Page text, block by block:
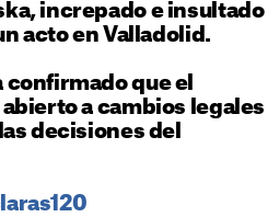
increpado e insultado
acto en Valladolid.
que el
a cambios legales
decisiones del